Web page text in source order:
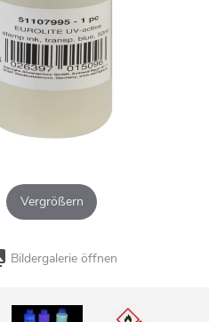
Vergrößern
Bildergalerie öffnen